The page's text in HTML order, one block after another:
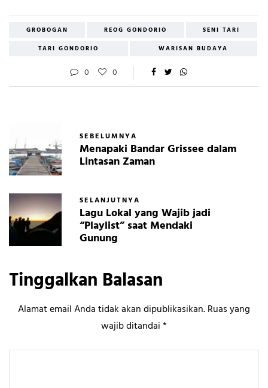
GROBOGAN REOG GONDORIO
SENI TARI
TARI GONDORIO
WARISAN BUDAYA
0 0
SEBELUMNYA
Menapaki Bandar Grissee dalam
Lintasan Zaman
SELANJUTNYA
Lagu Lokal yang Wajib jadi
“Playlist” saat Mendaki
Gunung
Tinggalkan Balasan
Alamat email Anda tidak akan dipublikasikan.Ruas yang
wajib ditandai*